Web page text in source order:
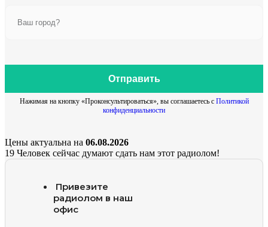
Отправить
Нажимая на кнопку «Проконсультироваться», вы соглашаетесь с Политикой
конфиденциальности
Цены актуальна на 06.08.2026
19 Человек сейчас думают сдать нам этот радиолом!
Привезите
радиолом в наш
офис